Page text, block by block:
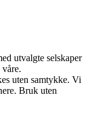
utvalgte selskaper
uten samtykke. Vi
Bruk uten